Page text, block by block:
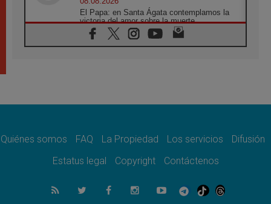
El Papa: en Santa Ágata contemplamos la
victoria del amor sobre la muerte
08.08.2026
León XIV visitará el Santuario de la Madre
07.08.2026
07.08.2026
el compromiso del cristiano"
La matanza de niños en Gaza no cesa: 300
muertos en 300 días
Quiénes somos FAQ La Propiedad Los servicios
Difusión
Estatus legal
Copyright Contáctenos